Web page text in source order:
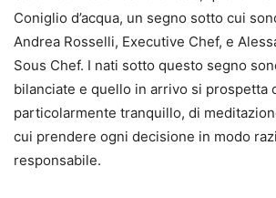
Coniglio d’acqua, un segno sotto cui
Andrea Rosselli, Executive Chef, e
Sous Chef. I nati sotto questo segno
bilanciate e quello in arrivo si prospetta
particolarmente tranquillo, di
cui prendere ogni decisione in modo
responsabile.